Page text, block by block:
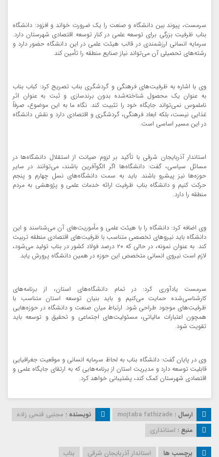
سرمست، پیوند بین دانشگاه و صنعت را یک ضرورت خواند و افزود: دانشگاه
بناب ظرفیت بزرگی برای توسعه علمی در کنار توسعه اقتصادی شهرستان دارد.
سرمایه انسانی ارزشمندی در قالب هیئت علمی در این دانشگاه حضور دارد و
رشته‌های تحصیلی آن می‌تواند نیاز صنایع منطقه را تأمین کند.
وی با اشاره به ظرفیت‌های فرهنگی و گردشگری بناب تصریح کرد: کباب بناب
به عنوان یک محصول شناخته‌شده بدون برند‌سازی و ثبت به عنوان اثر
ناملموس نمی‌تواند جایگاه خود را تثبیت کند. نگاه ما به این موضوع، صرفاً
غذایی نیست، بلکه ابعاد فرهنگی، گردشگری و اقتصادی دارد و نقش دانشگاه
در این مسیر اساسی است.
استاندار آذربایجان شرقی با تأکید بر لزوم صیانت از استقلال دانشگاه‌ها در
مسائل سیاسی، گفت: دانشگاه‌ها اگر الگوآفرین باشند، می‌توانند در سایر
حوزه‌ها نیز پیشرو باشند. باید به سمت دانشگاه‌های نسل چهارم و پنجم
حرکت کنیم و دانشگاه بناب ظرفیت ارائه خدمات علمی و پژوهشی به مردم
منطقه را دارد.
وی اضافه کرد: دانشگاه را با هیئت علمی و مأموریت‌های آن می‌شناسند و این
دانشگاه باید نیروهای تخصصی متناسب با ظرفیت‌های اقتصادی منطقه تربیت
کند. به عنوان نمونه، در حالی که ۲۰ درصد فولاد کشور در بناب تولید می‌شود،
لازم است نیروی انسانی متخصص این حوزه در همین دانشگاه پرورش یابد.
سرمست یادآوری کرد: در تمام دانشگاه‌های استان، از برنامه‌های
کارشناسی‌شده حمایت می‌کنیم و باید بنیان توسعه استان متناسب با
ظرفیت‌های موجود طراحی شود. ارتباط میان صنعت و دانشگاه در حوزه‌هایی
همچون اعتبارات مالیاتی، مسئولیت‌های اجتماعی و تحقیق و توسعه باید
تقویت شود.
وی در پایان گفت: دانشگاه بناب به لحاظ سرمایه انسانی و موقعیت جغرافیایی
قابلیت توسعه دارد و مدیریت استان از برنامه‌هایی که به ارتقای جایگاه علمی و
اقتصادی شهرستان کمک کند، پشتیبانی خواهد کرد.
ارسال : mojtaba fathizade نویسنده : مجتبی فتحی زاده
منبع : استانداری
برچسب ها استاندار آذربایجان شرقی بناب